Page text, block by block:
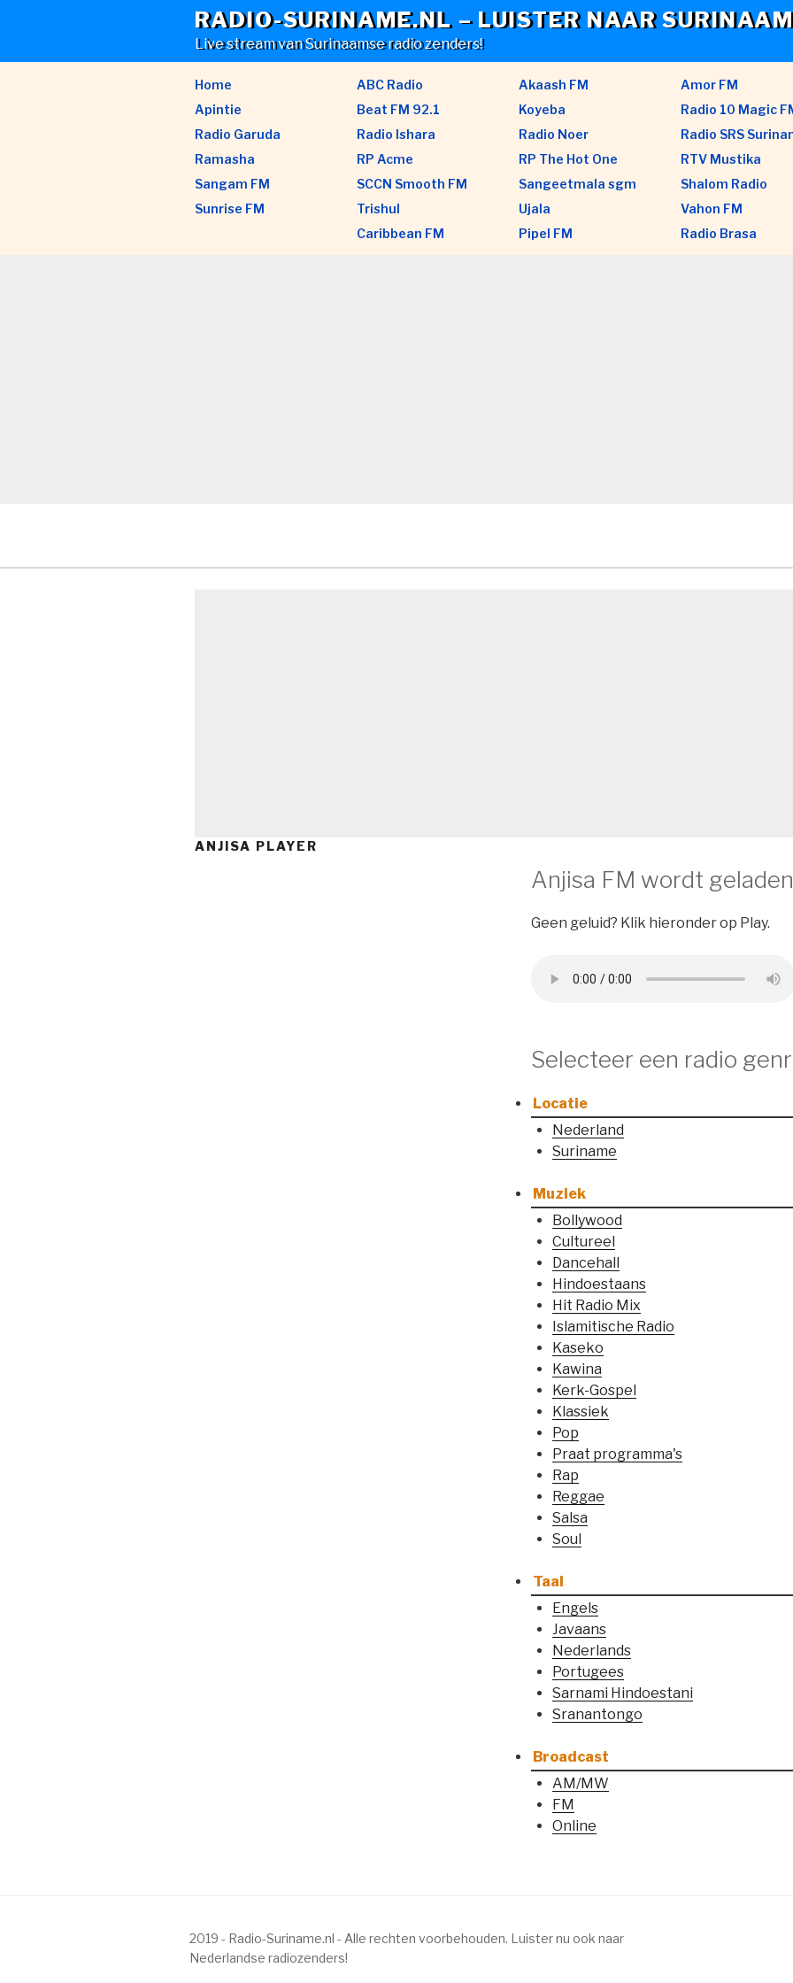
RADIO-SURINAME.NL – LUISTER NAAR
Live stream van Surinaamse radio zenders!
Home ABC Radio Akaash FM Amor FM
Apintie
Beat FM 92.1 Koyeba Radio 10 Magic
Radio Garuda
Radio Ishara Radio Noer Radio SRS
Ramasha
RP Acme RP The Hot One RTV Mustika
Sangam FM
SCCN Smooth FM Sangeetmala sgm Shalom Radio
Sunrise FM
Trishul Ujala Vahon FM
Caribbean FM
Pipel FM Radio Brasa
ANJISA PLAYER
Anjisa FM wordt
Geen geluid? Klik hieronder op Play.
Selecteer een radio
Locatie
Nederland
Suriname
Muziek
Bollywood
Cultureel
Dancehall
Hindoestaans
Hit Radio Mix
Islamitische Radio
Kaseko
Kawina
Kerk-Gospel
Klassiek
Pop
Praat programma's
Rap
Reggae
Salsa
Soul
Taal
Engels
Javaans
Nederlands
Portugees
Sarnami Hindoestani
Sranantongo
Broadcast
AM/MW
FM
Online
2019 - Radio-Suriname.nl - Alle rechten voorbehouden. Luister nu ook naar
Nederlandse radiozenders!